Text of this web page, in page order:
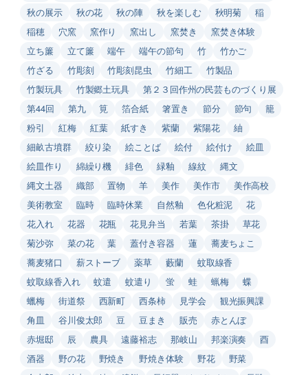
秋の展示
秋の花 秋の陣 秋を楽しむ 秋明菊
稲
稲穂
穴窯 窯作り 窯出し 窯焚き
窯焚き体験
立ち簾
立て簾 端午 端午の節句 竹
竹かご
竹ざる
竹彫刻 竹彫刻昆虫 竹細工
竹製品
竹製玩具
竹製郷土玩具
第２３回作州の民芸ものづくり展
第44回
第九 筧 箔合紙 箸置き 節分 節句
籠
粉引
紅梅 紅葉 紙すき 紫蘭 紫陽花
紬
細畝古墳群
絞り染 絵ことば 絵付 絵付け
絵皿
絵皿作り
綿繰り機 緋色 緑釉 線紋
縄文
縄文土器
織部 置物 羊 美作 美作市
美作高校
美術教室
臨時 臨時休業 自然釉 色化粧泥
花
花入れ
花器 花瓶 花見弁当 若葉 茶掛
草花
菊沙弥
菜の花 葉 蓋付き容器 蓮
蕎麦ちょこ
蕎麦猪口
薪ストーブ 薬草 藪蘭
蚊取線香
蚊取線香入れ
蚊遣 蚊遣り 蛍 蛙 蝋梅
蝶
蠟梅
街道祭 西新町 西条柿 見学会
観光振興課
角皿
谷川俊太郎 豆 豆まき 販売
赤とんぼ
赤堀邸
辰 農具 遠藤裕志 那岐山 邦楽演奏
酉
酒器
野の花 野焼き 野焼き体験 野花
野菜